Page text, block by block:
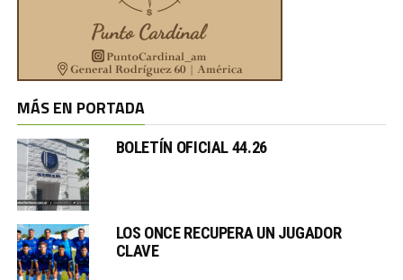
MÁS EN PORTADA
BOLETÍN OFICIAL 44.26
LOS ONCE RECUPERA UN JUGADOR
CLAVE